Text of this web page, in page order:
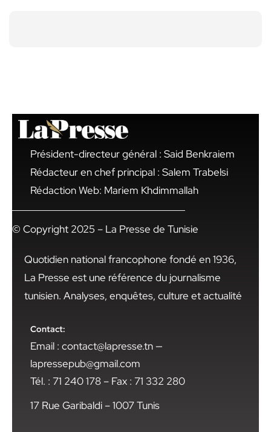
Président-directeur général : Said Benkraiem
Rédacteur en chef principal : Salem Trabelsi
Rédaction Web: Mariem Khdimmallah
© Copyright 2025 – La Presse de Tunisie
Quotidien national francophone fondé en 1936,
La Presse est une référence du journalisme
tunisien. Analyses, enquêtes, culture et actualité
Contact:
Email : contact@lapresse.tn —
lapressepub@gmail.com
Tél. : 71 240 178 – Fax : 71 332 280
17 Rue Garibaldi – 1007 Tunis